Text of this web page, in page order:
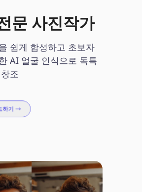
문 사진작가
쉽게 합성하고 초보자
AI 얼굴 인식으로 독특
조
하기